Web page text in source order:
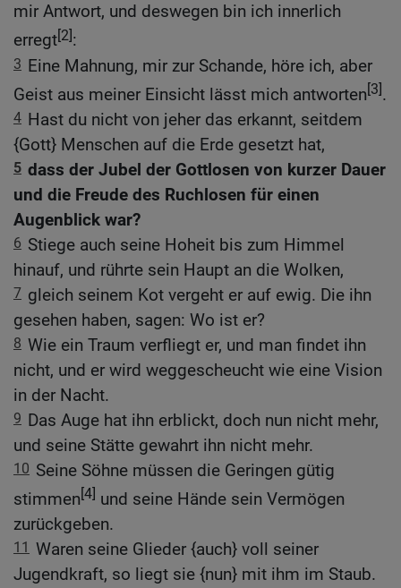
mir Antwort, und deswegen bin ich innerlich
erregt[2]:
3 Eine Mahnung, mir zur Schande, höre ich, aber
Geist aus meiner Einsicht lässt mich antworten[3].
4 Hast du nicht von jeher das erkannt, seitdem
{Gott} Menschen auf die Erde gesetzt hat,
5 dass der Jubel der Gottlosen von kurzer Dauer
und die Freude des Ruchlosen für einen
Augenblick war?
6 Stiege auch seine Hoheit bis zum Himmel
hinauf, und rührte sein Haupt an die Wolken,
7 gleich seinem Kot vergeht er auf ewig. Die ihn
gesehen haben, sagen: Wo ist er?
8 Wie ein Traum verfliegt er, und man findet ihn
nicht, und er wird weggescheucht wie eine Vision
in der Nacht.
9 Das Auge hat ihn erblickt, doch nun nicht mehr,
und seine Stätte gewahrt ihn nicht mehr.
10 Seine Söhne müssen die Geringen gütig
stimmen[4] und seine Hände sein Vermögen
zurückgeben.
11 Waren seine Glieder {auch} voll seiner
Jugendkraft, so liegt sie {nun} mit ihm im Staub.